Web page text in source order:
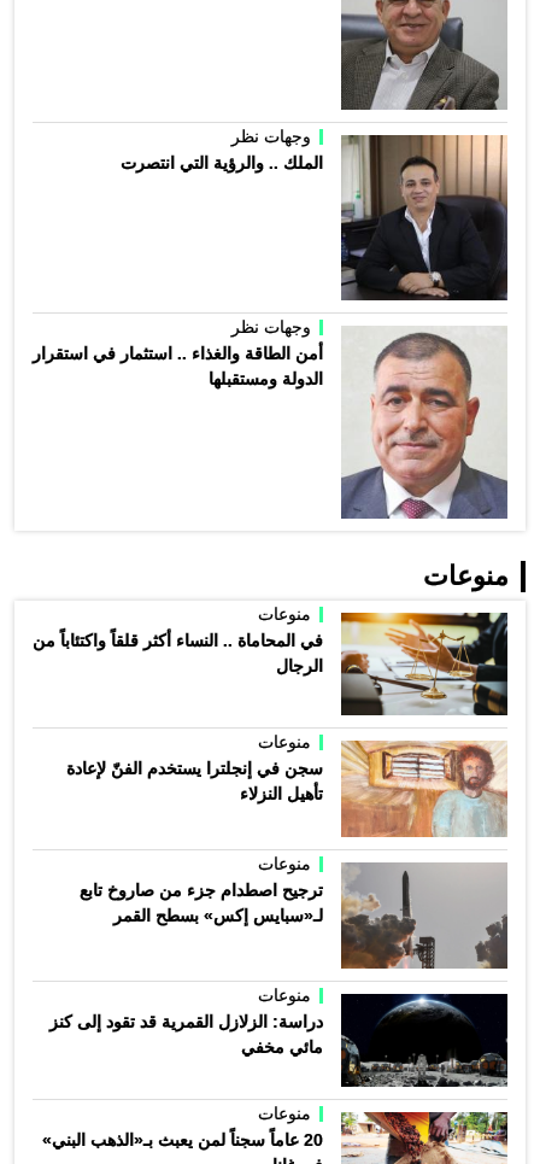
وجهات نظر
الملك .. والرؤية التي انتصرت
وجهات نظر
أمن الطاقة والغذاء .. استثمار في استقرار
الدولة ومستقبلها
منوعات
منوعات
في المحاماة .. النساء أكثر قلقاً واكتئاباً من
الرجال
منوعات
سجن في إنجلترا يستخدم الفنّ لإعادة
تأهيل النزلاء
منوعات
ترجيح اصطدام جزء من صاروخ تابع
لـ«سبايس إكس» بسطح القمر
منوعات
دراسة: الزلازل القمرية قد تقود إلى كنز
مائي مخفي
منوعات
20 عاماً سجناً لمن يعبث بـ«الذهب البني»